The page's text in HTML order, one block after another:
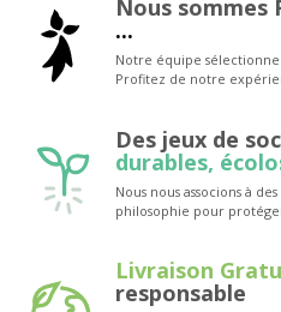
Nous sommes
...
Notre équipe
Profitez de notre
Des jeux de
durables,
Nous nous associons à
philosophie pour
Livraison
responsable